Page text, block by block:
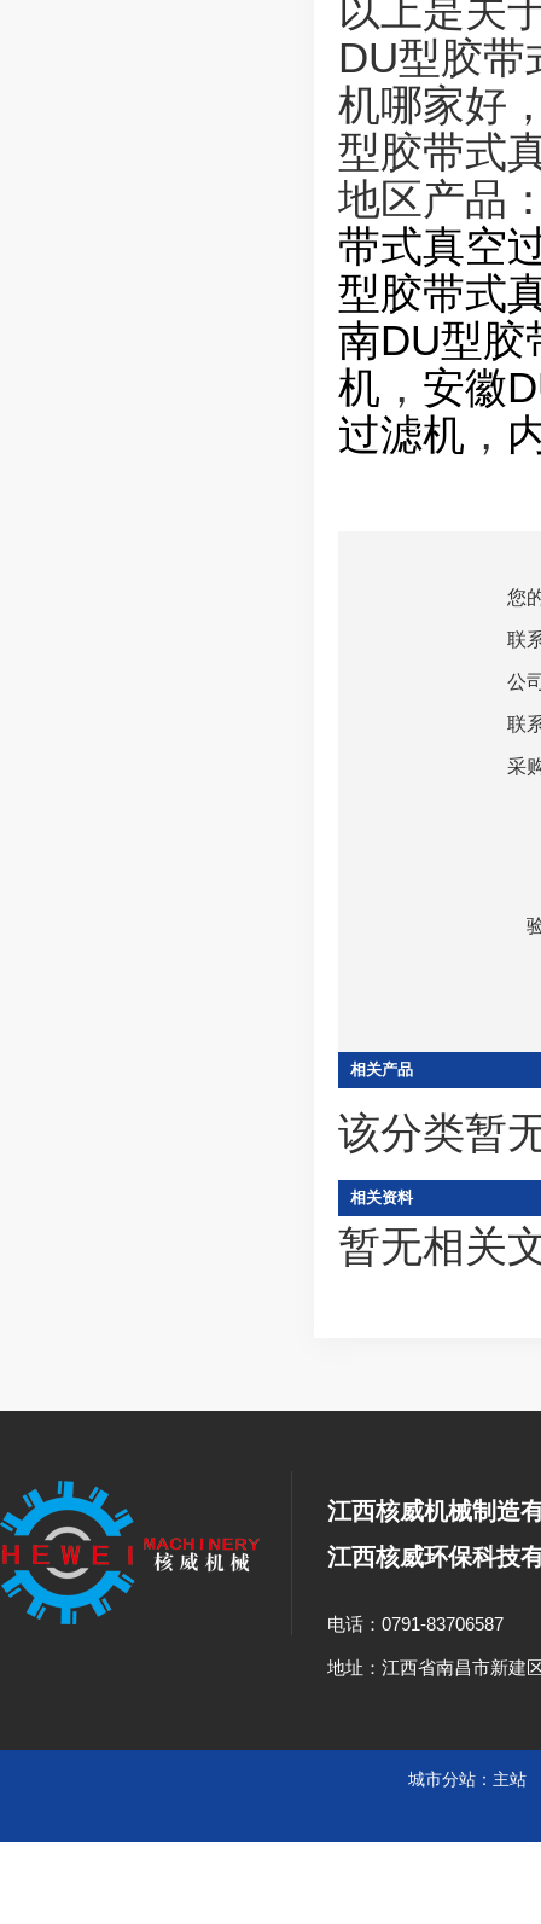
以上是关
DU型胶带
机哪家好
型胶带式
地区产品
带式真空
型胶带式
南DU型胶
机 ， 安徽
过滤机 ，
您
联
公
联
采
相关产品
该分类暂
相关资料
暂无相关
江西核威机械制造
江西核威环保科技
电话：0791-83706587
地址：江西省南昌市新建
城市分站： 主站